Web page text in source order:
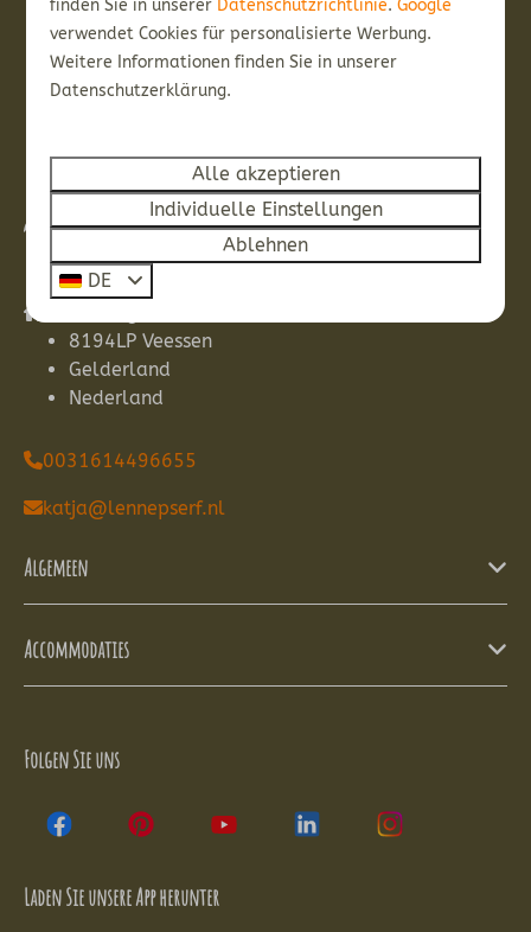
8194LP Veessen
Gelderland
Nederland
0031614496655
katja@lennepserf.nl
Algemeen
Accommodaties
Folgen Sie uns
Laden Sie unsere App herunter
finden Sie in unserer Datenschutzrichtlinie.Google
verwendet Cookies für personalisierte Werbung.
Weitere Informationen finden Sie in unserer
Datenschutzerklärung.
Alle akzeptieren
Individuelle Einstellungen
Ablehnen
DE